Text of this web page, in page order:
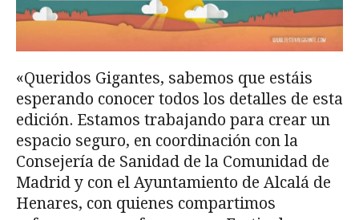
«Queridos Gigantes, sabemos que estáis
esperando conocer todos los detalles de esta
edición. Estamos trabajando para crear un
espacio seguro, en coordinación con la
Consejería de Sanidad de la Comunidad de
Madrid y con el Ayuntamiento de Alcalá de
Henares, con quienes compartimos